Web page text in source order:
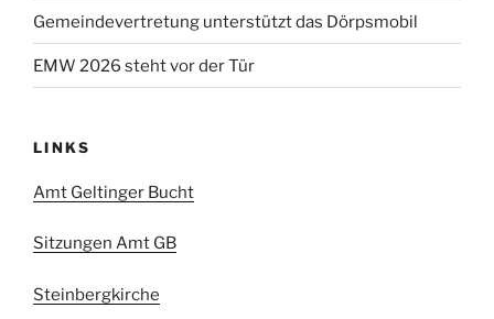
Gemeindevertretung unterstützt das Dörpsmobil
EMW 2026 steht vor der Tür
LINKS
Amt Geltinger Bucht
Sitzungen Amt GB
Steinbergkirche